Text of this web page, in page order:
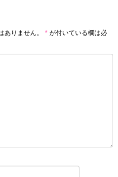
ありません。 * が付いている欄は必